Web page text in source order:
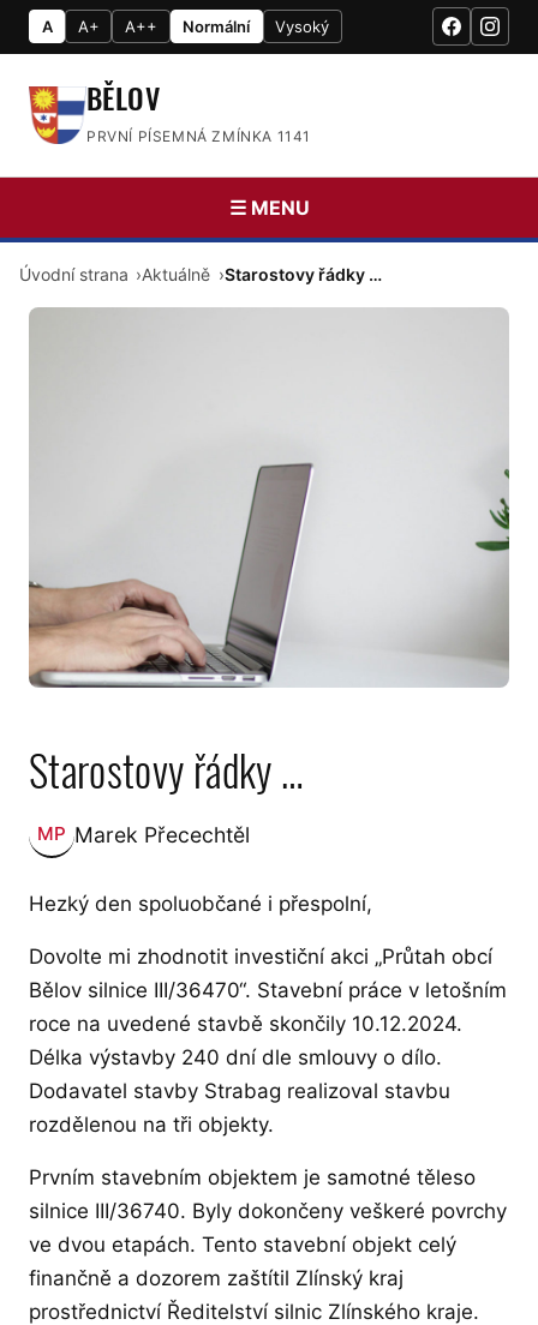
A A+ A++ Normální Vysoký
BĚLOV
PRVNÍ PÍSEMNÁ ZMÍNKA 1141
☰ MENU
Úvodní strana Aktuálně Starostovy řádky …
Starostovy řádky …
MP Zveřejnil:
Marek Přecechtěl
Hezký den spoluobčané i přespolní,
Dovolte mi zhodnotit investiční akci „Průtah obcí
Bělov silnice III/36470“. Stavební práce v letošním
roce na uvedené stavbě skončily 10.12.2024.
Délka výstavby 240 dní dle smlouvy o dílo.
Dodavatel stavby Strabag realizoval stavbu
rozdělenou na tři objekty.
Prvním stavebním objektem je samotné těleso
silnice III/36740. Byly dokončeny veškeré povrchy
ve dvou etapách. Tento stavební objekt celý
finančně a dozorem zaštítil Zlínský kraj
prostřednictví Ředitelství silnic Zlínského kraje.